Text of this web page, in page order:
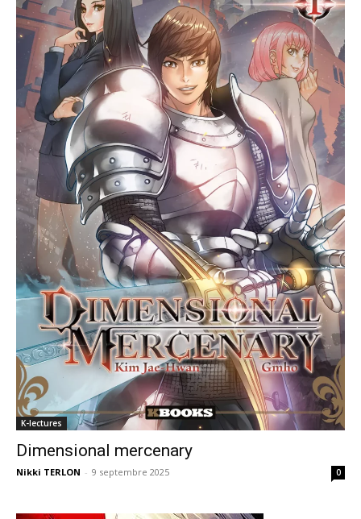
K-lectures
Dimensional mercenary
Nikki TERLON - 9 septembre 2025 0